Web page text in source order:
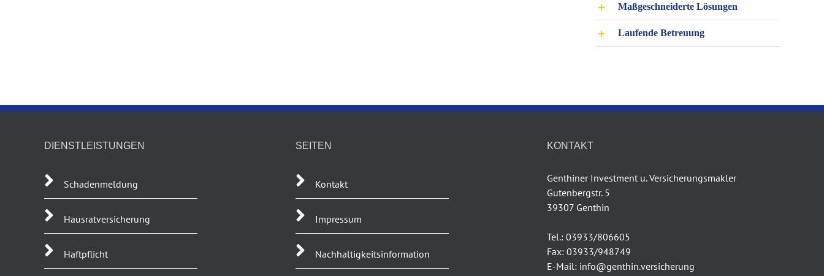
Maßgeschneiderte Lösungen
Laufende Betreuung
DIENSTLEISTUNGEN
Schadenmeldung
Hausratversicherung
Haftpflicht
SEITEN
Kontakt
Impressum
Nachhaltigkeitsinformation
KONTAKT
Genthiner Investment u. Versicherungsmakler
Gutenbergstr. 5
39307 Genthin
Tel.: 03933/806605
Fax: 03933/948749
E-Mail: info@genthin.versicherung